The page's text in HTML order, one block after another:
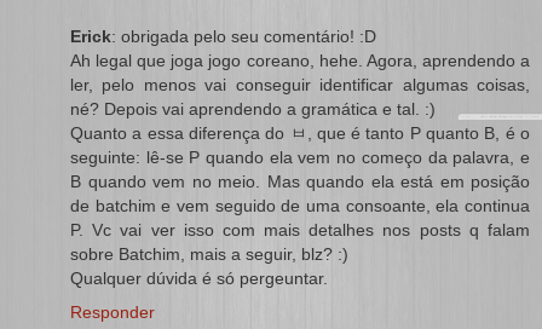
Erick: obrigada pelo seu comentário! :D
Ah legal que joga jogo coreano, hehe. Agora, aprendendo a
ler, pelo menos vai conseguir identificar algumas coisas,
né? Depois vai aprendendo a gramática e tal. :)
Quanto a essa diferença do ㅂ, que é tanto P quanto B, é o
seguinte: lê-se P quando ela vem no começo da palavra, e
B quando vem no meio. Mas quando ela está em posição
de batchim e vem seguido de uma consoante, ela continua
P. Vc vai ver isso com mais detalhes nos posts q falam
sobre Batchim, mais a seguir, blz? :)
Qualquer dúvida é só pergeuntar.
Responder